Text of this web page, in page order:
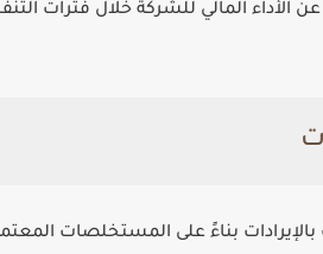
الأداء المالي للشركة خلال فترات
بالإيرادات بناءً على المستخلصات